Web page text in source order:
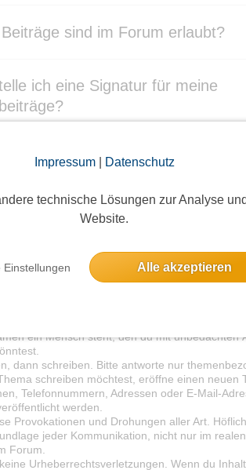
Impressum| Datenschutz
technische Lösungen zur Analyse
Website.
Einstellungen Alle akzeptieren